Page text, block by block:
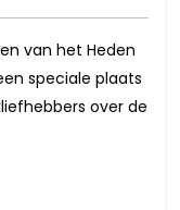
van het Heden
speciale plaats
over de